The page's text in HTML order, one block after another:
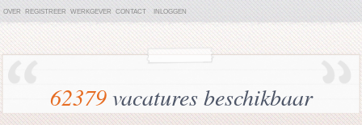
OVER REGISTREER WERKGEVER CONTACT INLOGGEN
62379vacatures beschikbaar